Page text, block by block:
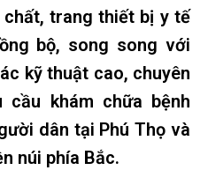
trang thiết bị y tế
bộ, song song với
kỹ thuật cao, chuyên
khám chữa bệnh
dân tại Phú Thọ và
núi phía Bắc.